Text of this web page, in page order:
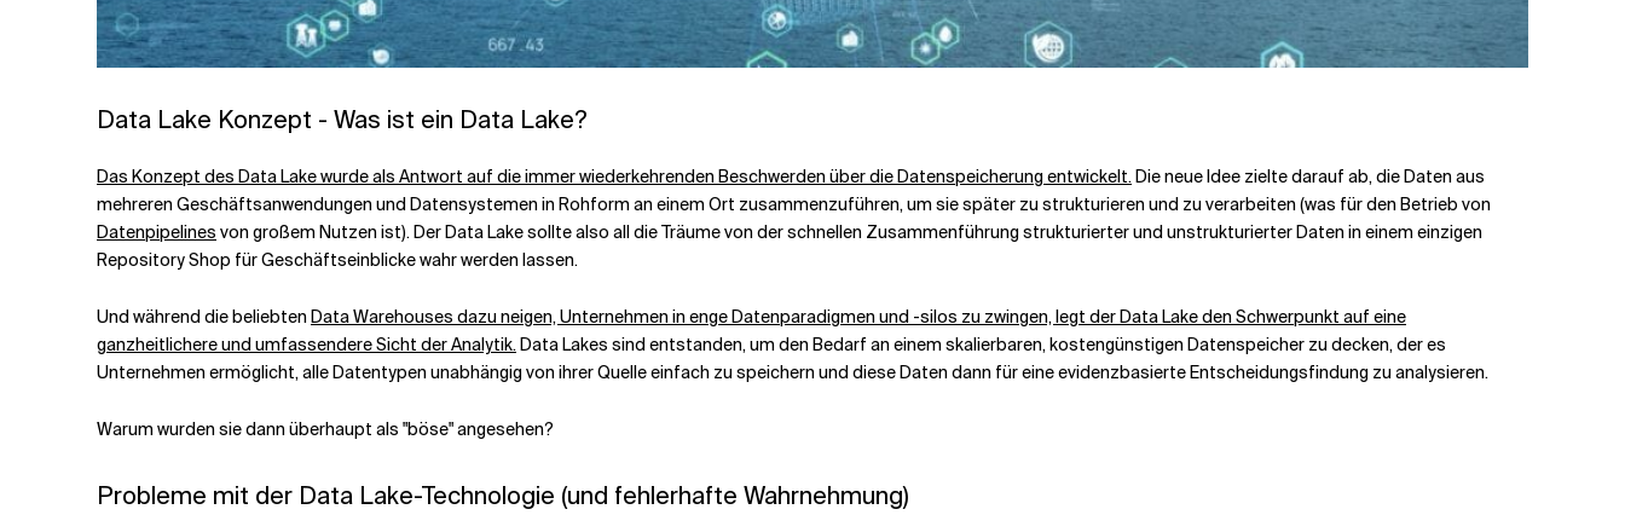
Data Lake Konzept - Was ist ein Data Lake?
Das Konzept des Data Lake wurde als Antwort auf die immer wiederkehrenden Beschwerden über die Datenspeicherung entwickelt.Die neue Idee zielte darauf ab, die Daten aus
mehreren Geschäftsanwendungen und Datensystemen in Rohform an einem Ort zusammenzuführen, um sie später zu strukturieren und zu verarbeiten (was für den Betrieb von
Datenpipelines von großem Nutzen ist). Der Data Lake sollte also all die Träume von der schnellen Zusammenführung strukturierter und unstrukturierter Daten in einem einzigen
Repository Shop für Geschäftseinblicke wahr werden lassen.
Und während die beliebten Data Warehouses dazu neigen, Unternehmen in enge Datenparadigmen und -silos zu zwingen, legt der Data Lake den Schwerpunkt auf eine
ganzheitlichere und umfassendere Sicht der Analytik.Data Lakes sind entstanden, um den Bedarf an einem skalierbaren, kostengünstigen Datenspeicher zu decken, der es
Unternehmen ermöglicht, alle Datentypen unabhängig von ihrer Quelle einfach zu speichern und diese Daten dann für eine evidenzbasierte Entscheidungsfindung zu analysieren.
Warum wurden sie dann überhaupt als "böse" angesehen?
Probleme mit der Data Lake-Technologie (und fehlerhafte Wahrnehmung)